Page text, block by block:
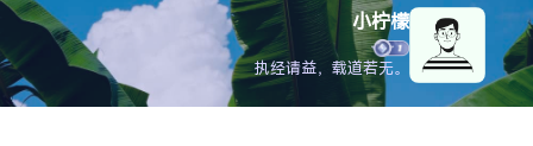
小柠檬
执经请益，载道若无。